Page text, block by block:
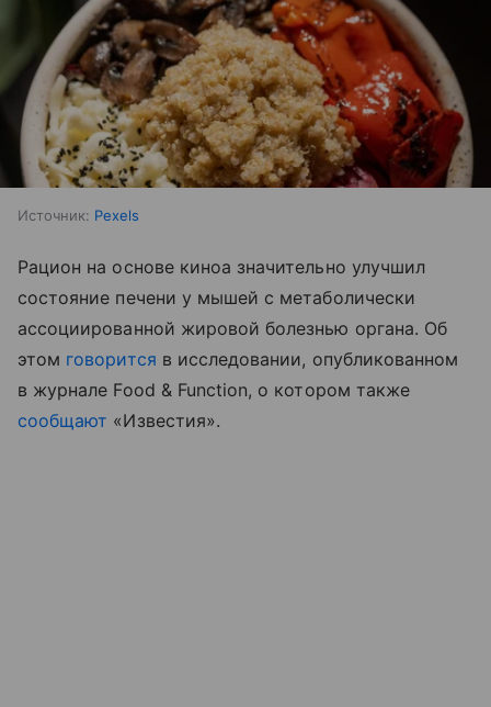
Источник: Pexels
Рацион на основе киноа значительно улучшил
состояние печени у мышей с метаболически
ассоциированной жировой болезнью органа. Об
этом говорится в исследовании, опубликованном
в журнале Food & Function, о котором также
сообщают «Известия».